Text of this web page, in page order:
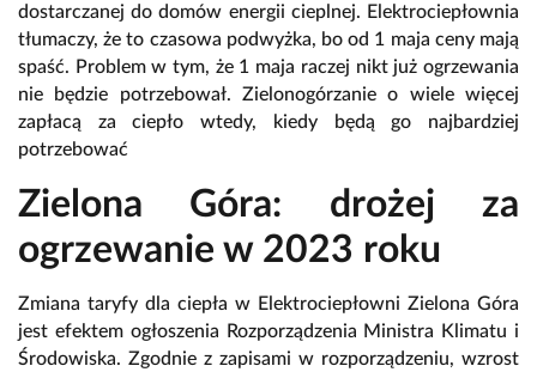
dostarczanej do domów energii cieplnej. Elektrociepłownia
tłumaczy, że to czasowa podwyżka, bo od 1 maja ceny mają
spaść. Problem w tym, że 1 maja raczej nikt już ogrzewania
nie będzie potrzebował. Zielonogórzanie o wiele więcej
zapłacą za ciepło wtedy, kiedy będą go najbardziej
potrzebować
Zielona Góra: drożej za
ogrzewanie w 2023 roku
Zmiana taryfy dla ciepła w Elektrociepłowni Zielona Góra
jest efektem ogłoszenia Rozporządzenia Ministra Klimatu i
Środowiska. Zgodnie z zapisami w rozporządzeniu, wzrost